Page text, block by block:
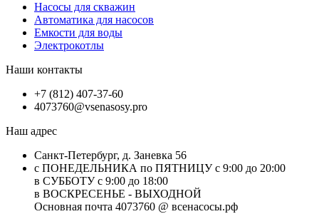
Насосы для скважин
Автоматика для насосов
Емкости для воды
Электрокотлы
Наши контакты
+7 (812) 407-37-60
4073760@vsenasosy.pro
Наш адрес
Санкт-Петербург, д. Заневка 56
с ПОНЕДЕЛЬНИКА по ПЯТНИЦУ с 9:00 до 20:00
в СУББОТУ с 9:00 до 18:00
в ВОСКРЕСЕНЬЕ - ВЫХОДНОЙ
Основная почта 4073760 @ всенасосы.рф